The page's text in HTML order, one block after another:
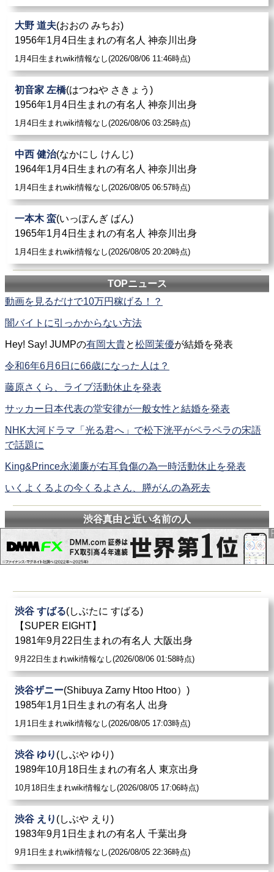
大野 道夫(おおの みちお)
1956年1月4日生まれの有名人 神奈川出身
1月4日生まれwiki情報なし(2026/08/06 11:46時点)
初音家 左橋(はつねや さきょう)
1956年1月4日生まれの有名人 神奈川出身
1月4日生まれwiki情報なし(2026/08/06 03:25時点)
中西 健治(なかにし けんじ)
1964年1月4日生まれの有名人 神奈川出身
1月4日生まれwiki情報なし(2026/08/05 06:57時点)
一本木 蛮(いっぽんぎ ばん)
1965年1月4日生まれの有名人 神奈川出身
1月4日生まれwiki情報なし(2026/08/05 20:20時点)
TOPニュース
動画を見るだけで10万円稼げる！？
闇バイトに引っかからない方法
Hey! Say! JUMPの有岡大貴と松岡茉優が結婚を発表
令和6年6月6日に66歳になった人は？
藤原さくら、ライブ活動休止を発表
サッカー日本代表の堂安律が一般女性と結婚を発表
NHK大河ドラマ「光る君へ」で松下洸平がペラペラの宋語
で話題に
King&Prince永瀬廉が右耳負傷の為一時活動休止を発表
いくよくるよの今くるよさん、膵がんの為死去
渋谷真由と近い名前の人
渋谷 すばる(しぶたに すばる)
【SUPER EIGHT】
1981年9月22日生まれの有名人 大阪出身
9月22日生まれwiki情報なし(2026/08/06 01:58時点)
渋谷ザニー(Shibuya Zarny Htoo Htoo）)
1985年1月1日生まれの有名人 出身
1月1日生まれwiki情報なし(2026/08/05 17:03時点)
渋谷 ゆり (しぶや ゆり)
1989年10月18日生まれの有名人 東京出身
10月18日生まれwiki情報なし(2026/08/05 17:06時点)
渋谷 えり (しぶや えり)
1983年9月1日生まれの有名人 千葉出身
9月1日生まれwiki情報なし(2026/08/05 22:36時点)